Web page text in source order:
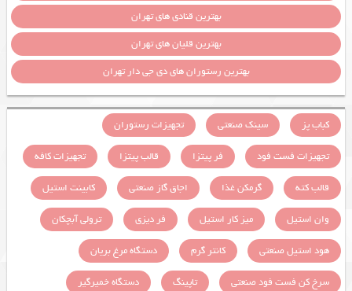
بهترین قنادی های تهران
بهترین قلیان های تهران
بهترین رستوران های دی جی دار تهران
کباب پز سینک صنعتی
تجهیزات رستوران
تجهیزات فست فود
فر پیتزا قالب پیتزا
تجهیزات کافه
قالب کته
گرمکن غذا اجاق گاز صنعتی
کابینت استیل
وان استیل
میز کار استیل فر دیزی
ترولی آبچکان
هود استیل صنعتی
کانتر گرم
دستگاه مرغ بریان
سرخ کن فست فود صنعتی
تاپینگ
دستگاه خمیرگیر